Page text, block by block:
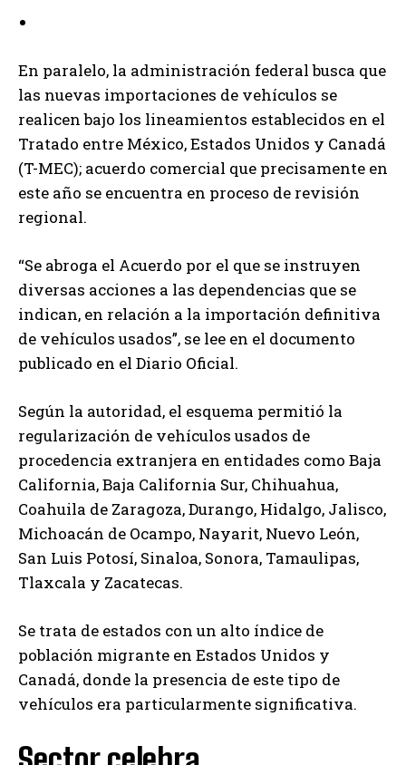
En paralelo, la administración federal busca que
las nuevas importaciones de vehículos se
realicen bajo los lineamientos establecidos en el
Tratado entre México, Estados Unidos y Canadá
(T-MEC); acuerdo comercial que precisamente en
este año se encuentra en proceso de revisión
regional.
“Se abroga el Acuerdo por el que se instruyen
diversas acciones a las dependencias que se
indican, en relación a la importación definitiva
de vehículos usados”, se lee en el documento
publicado en el Diario Oficial.
Según la autoridad, el esquema permitió la
regularización de vehículos usados de
procedencia extranjera en entidades como Baja
California, Baja California Sur, Chihuahua,
Coahuila de Zaragoza, Durango, Hidalgo, Jalisco,
Michoacán de Ocampo, Nayarit, Nuevo León,
San Luis Potosí, Sinaloa, Sonora, Tamaulipas,
Tlaxcala y Zacatecas.
Se trata de estados con un alto índice de
población migrante en Estados Unidos y
Canadá, donde la presencia de este tipo de
vehículos era particularmente significativa.